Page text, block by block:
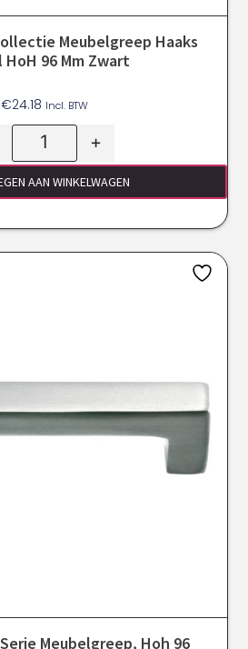
Meubelgreep Haaks
HoH 96 Mm Zwart
€24.18 Incl. BTW
+
AAN WINKELWAGEN
Meubelgreep, Hoh 96